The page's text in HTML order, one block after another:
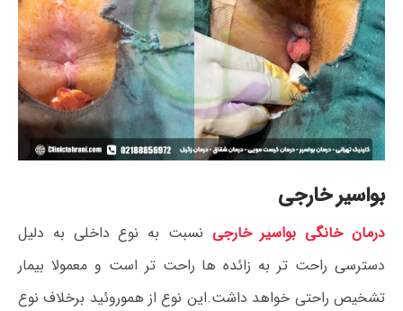
بواسیر خارجی
درمان خانگی بواسیر خارجی نسبت به نوع داخلی به دلیل
دسترسی راحت تر به زائده ها راحت تر است و معمولا بیمار
تشخیص راحتی خواهد داشت.این نوع از هموروئید برخلاف نوع